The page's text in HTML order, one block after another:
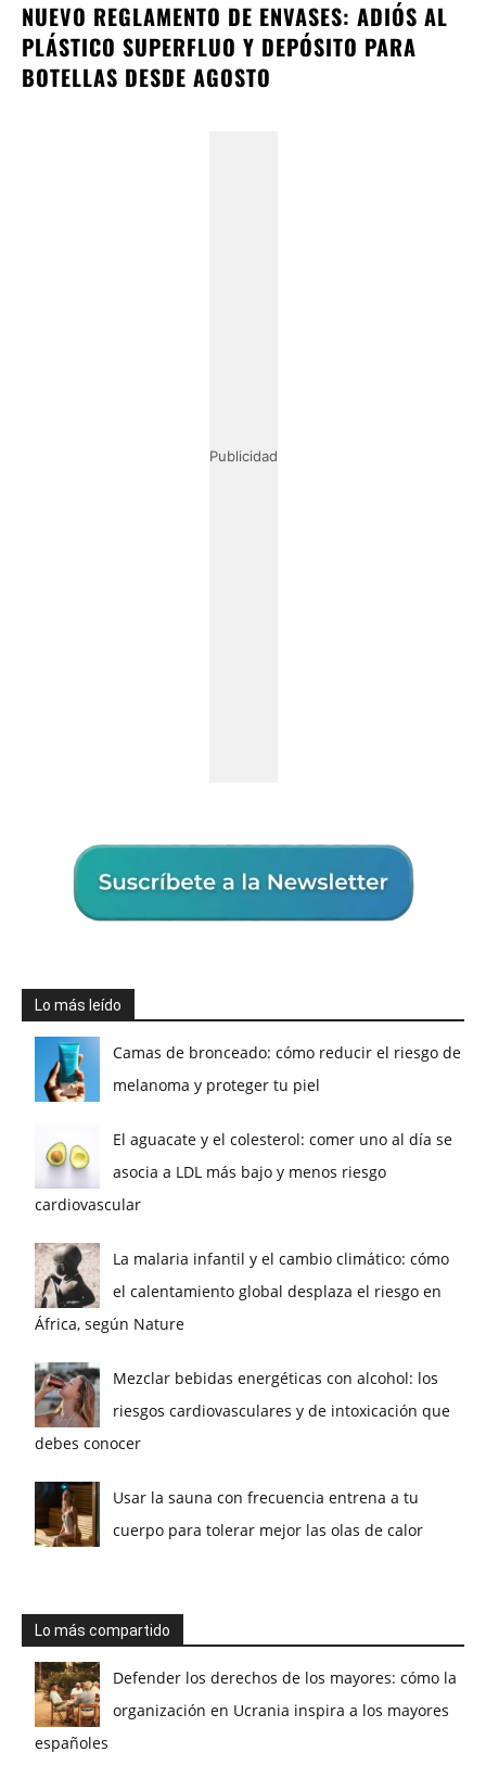
NUEVO REGLAMENTO DE ENVASES: ADIÓS AL
PLÁSTICO SUPERFLUO Y DEPÓSITO PARA
BOTELLAS DESDE AGOSTO
Publicidad
Lo más leído
Camas de bronceado: cómo reducir el riesgo de
melanoma y proteger tu piel
El aguacate y el colesterol: comer uno al día se
asocia a LDL más bajo y menos riesgo
cardiovascular
La malaria infantil y el cambio climático: cómo
el calentamiento global desplaza el riesgo en
África, según Nature
Mezclar bebidas energéticas con alcohol: los
riesgos cardiovasculares y de intoxicación que
debes conocer
Usar la sauna con frecuencia entrena a tu
cuerpo para tolerar mejor las olas de calor
Lo más compartido
Defender los derechos de los mayores: cómo la
organización en Ucrania inspira a los mayores
españoles